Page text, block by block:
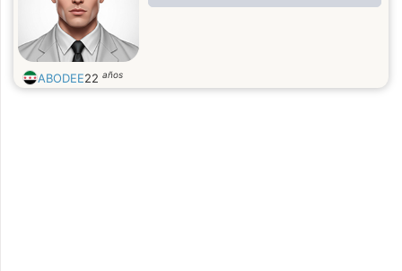
ABODEE22 años